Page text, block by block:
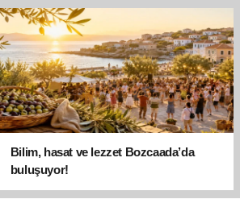
Bilim, hasat ve lezzet Bozcaada’da
buluşuyor!